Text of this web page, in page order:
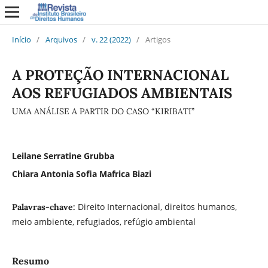
Início / Arquivos / v. 22 (2022) / Artigos
A PROTEÇÃO INTERNACIONAL
AOS REFUGIADOS AMBIENTAIS
UMA ANÁLISE A PARTIR DO CASO “KIRIBATI”
Leilane Serratine Grubba
Chiara Antonia Sofia Mafrica Biazi
Palavras-chave: Direito Internacional, direitos humanos,
meio ambiente, refugiados, refúgio ambiental
Resumo